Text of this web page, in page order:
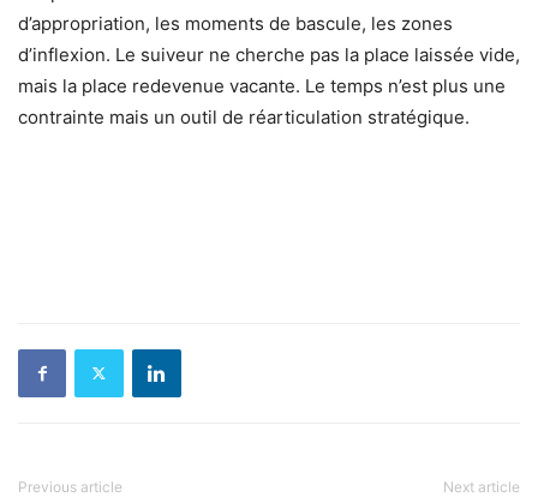
d’appropriation, les moments de bascule, les zones
d’inflexion. Le suiveur ne cherche pas la place laissée vide,
mais la place redevenue vacante. Le temps n’est plus une
contrainte mais un outil de réarticulation stratégique.
Previous article Next article